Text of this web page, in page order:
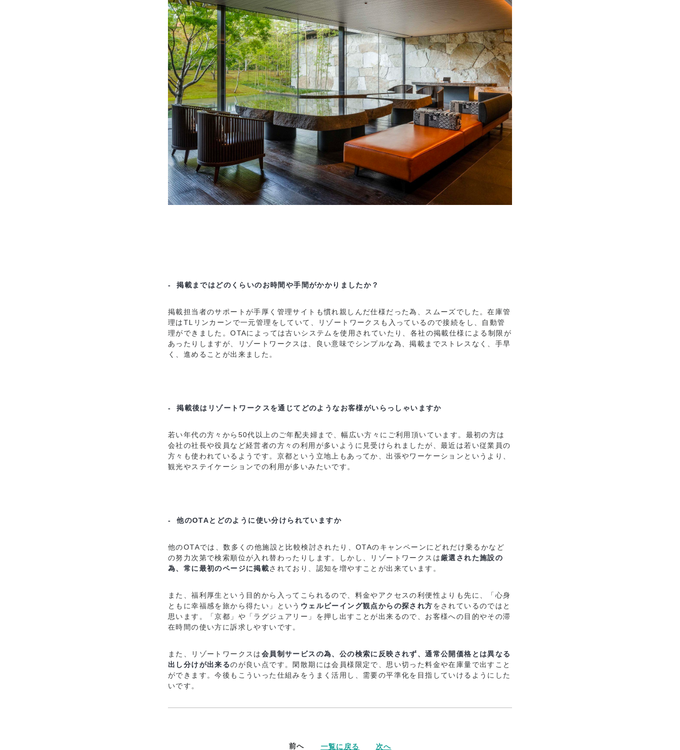
- 掲載まではどのくらいのお時間や手間がかかりましたか？
掲載担当者のサポートが手厚く管理サイトも慣れ親しんだ仕様だった為、スムーズでした。在庫管
理はTLリンカーンで一元管理をしていて、リゾートワークスも入っているので接続をし、自動管
理ができました。OTAによっては古いシステムを使用されていたり、各社の掲載仕様による制限が
あったりしますが、リゾートワークスは、良い意味でシンプルな為、掲載までストレスなく、手早
く、進めることが出来ました。
- 掲載後はリゾートワークスを通じてどのようなお客様がいらっしゃいますか
若い年代の方々から50代以上のご年配夫婦まで、幅広い方々にご利用頂いています。最初の方は
会社の社長や役員など経営者の方々の利用が多いように見受けられましたが、最近は若い従業員の
方々も使われているようです。京都という立地上もあってか、出張やワーケーションというより、
観光やステイケーションでの利用が多いみたいです。
- 他のOTAとどのように使い分けられていますか
他のOTAでは、数多くの他施設と比較検討されたり、OTAのキャンペーンにどれだけ乗るかなど
の努力次第で検索順位が入れ替わったりします。しかし、リゾートワークスは厳選された施設の
為、常に最初のページに掲載されており、認知を増やすことが出来ています。
また、福利厚生という目的から入ってこられるので、料金やアクセスの利便性よりも先に、「心身
ともに幸福感を旅から得たい」という ウェルビーイング観点からの探され方をされているのではと
思います。「京都」や「ラグジュアリー」を押し出すことが出来るので、お客様への目的やその滞
在時間の使い方に訴求しやすいです。
また、リゾートワークスは会員制サービスの為、公の検索に反映されず、通常公開価格とは異なる
出し分けが出来るのが良い点です。閑散期には会員様限定で、思い切った料金や在庫量で出すこと
ができます。今後もこういった仕組みをうまく活用し、需要の平準化を目指していけるようにした
いです。
前へ 一覧に戻る 次へ